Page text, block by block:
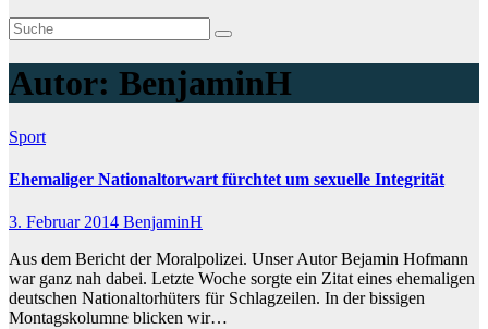
Autor: BenjaminH
Sport
Ehemaliger Nationaltorwart fürchtet um sexuelle Integrität
3. Februar 2014 BenjaminH
Aus dem Bericht der Moralpolizei. Unser Autor Bejamin Hofmann
war ganz nah dabei. Letzte Woche sorgte ein Zitat eines ehemaligen
deutschen Nationaltorhüters für Schlagzeilen. In der bissigen
Montagskolumne blicken wir…